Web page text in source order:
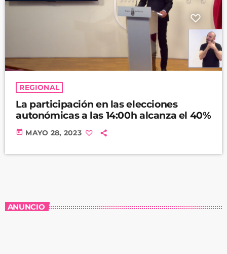
REGIONAL
La participación en las elecciones
autonómicas a las 14:00h alcanza el 40%
today MAYO 28, 2023
ANUNCIO